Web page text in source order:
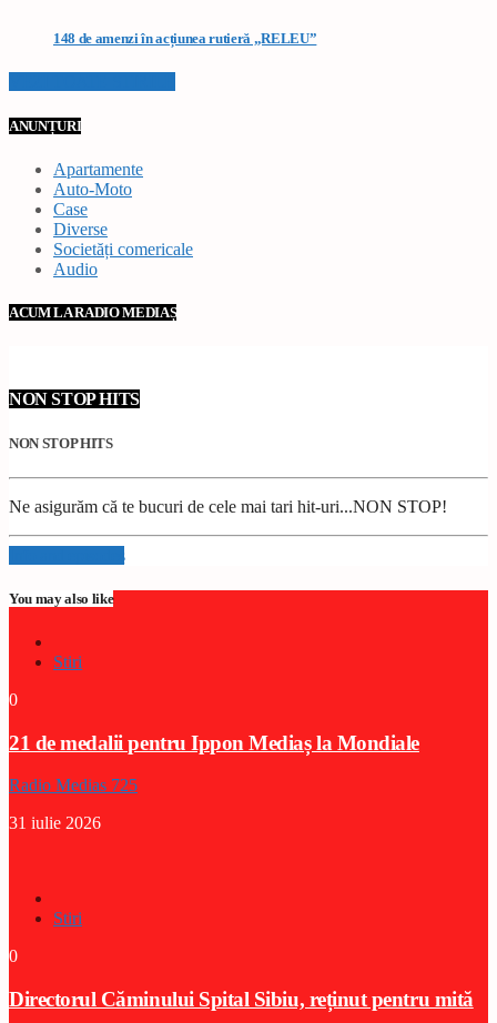
148 de amenzi în acțiunea rutieră „RELEU”
ANUNȚURI
Apartamente
Auto-Moto
Case
Diverse
Societăți comericale
Audio
ACUM LA RADIO MEDIAȘ
NON STOP HITS
NON STOP HITS
Ne asigurăm că te bucuri de cele mai tari hit-uri...NON STOP!
Info and episodes
You may also like
Stiri
0
21 de medalii pentru Ippon Mediaș la Mondiale
Radio Medias 725
31 iulie 2026
Stiri
0
Directorul Căminului Spital Sibiu, reținut pentru mită